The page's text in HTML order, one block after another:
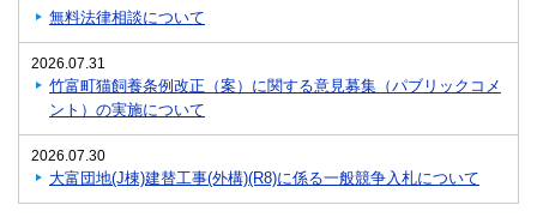
無料法律相談について
2026.07.31
竹富町猫飼養条例改正（案）に関する意見募集（パブリックコメ
ント）の実施について
2026.07.30
大富団地(J棟)建替工事(外構)(R8)に係る一般競争入札について